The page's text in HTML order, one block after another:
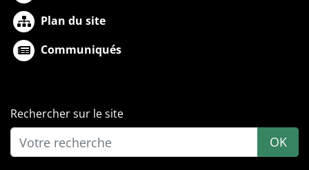
Plan du site
Communiqués
Rechercher sur le site
OK